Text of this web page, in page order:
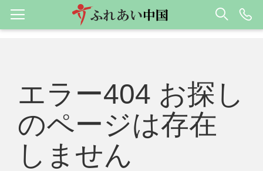
エラー404 お探し
のページは存在
しません